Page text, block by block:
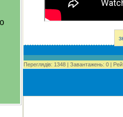
Переглядів: 1348 | Завантажень: 0 |